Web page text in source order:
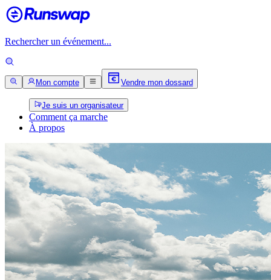
Rechercher un événement...
Mon compte Vendre mon dossard
Je suis un organisateur
Comment ça marche
À propos